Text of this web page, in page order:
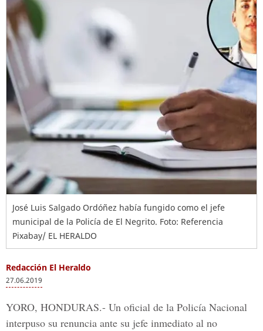
José Luis Salgado Ordóñez había fungido como el jefe
municipal de la Policía de El Negrito. Foto: Referencia
Pixabay/ EL HERALDO
Redacción El Heraldo
27.06.2019
YORO, HONDURAS.- Un oficial de la Policía Nacional
interpuso su renuncia ante su jefe inmediato al no